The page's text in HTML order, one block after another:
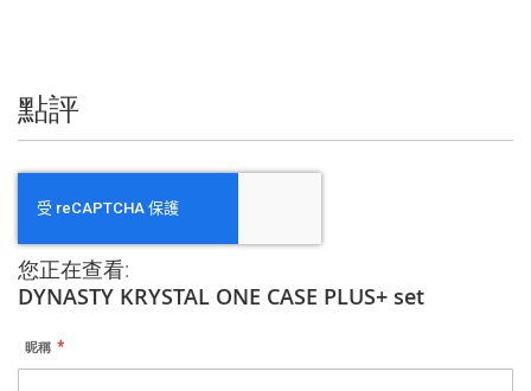
點評
您正在查看:
DYNASTY KRYSTAL ONE CASE PLUS+ set
昵稱